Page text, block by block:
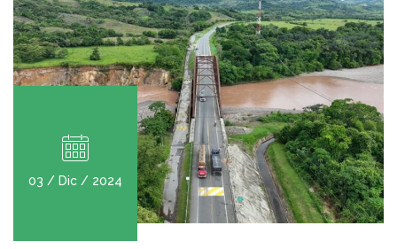
03 / Dic / 2024